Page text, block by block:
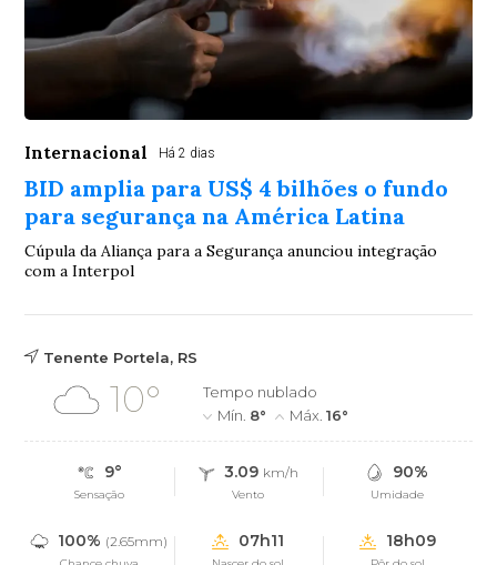
Internacional Há 2 dias
BID amplia para US$ 4 bilhões o fundo
para segurança na América Latina
Cúpula da Aliança para a Segurança anunciou integração
com a Interpol
Tenente Portela, RS
10°
Tempo nublado
Mín. 8° Máx.16°
9°
Sensação
3.09 km/h
Vento
90%
Umidade
100% (2.65mm) 07h11 18h09